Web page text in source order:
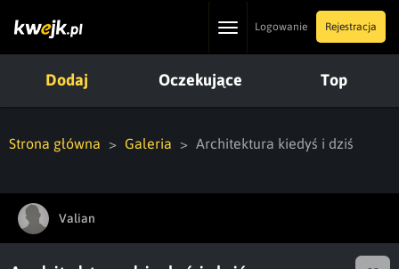
ToggleLogowanie Rejestracja
Dodaj Oczekujące Top
Strona główna Galeria Architektura kiedyś i dziś
Valian